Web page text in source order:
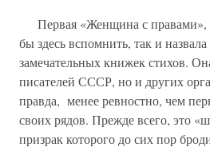
Первая «Женщина с правами»,
бы здесь вспомнить, так и
замечательных книжек стихов.
писателей СССР, но и других
правда, менее ревностно, чем
своих рядов. Прежде всего, это
призрак которого до сих пор